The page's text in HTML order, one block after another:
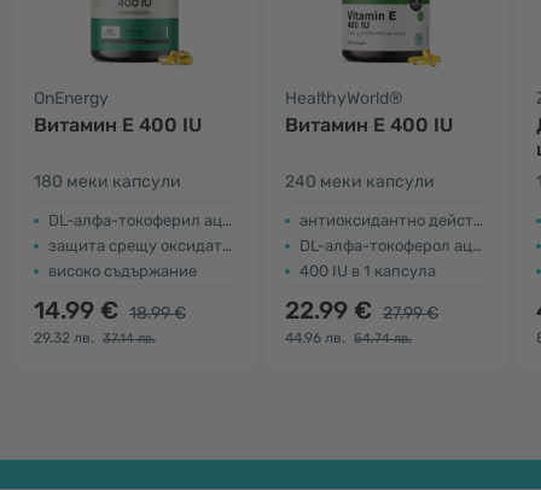
OnEnergy
Витамин Е 400 IU
180 меки капсули
DL-алфа-токоферил ацетат
защита срещу оксидативен стрес
високо съдържание
14.99 € 18.99 €
29.32 лв. 37.14 лв.
HealthyWorld®
Витамин Е 400 IU
240 меки капсули
антиоксидантно действие
DL-алфа-токоферол ацетат
400 IU в 1 капсула
22.99 € 27.99 €
44.96 лв. 54.74 лв.